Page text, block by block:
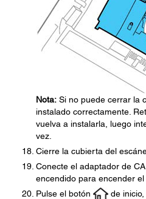
Nota: Si no puede cerrar la
instalado correctamente.
vuelva a instalarla, luego
vez.
Cierre la cubierta del
Conecte el adaptador de
encendido para encender el
Pulse el botón
de